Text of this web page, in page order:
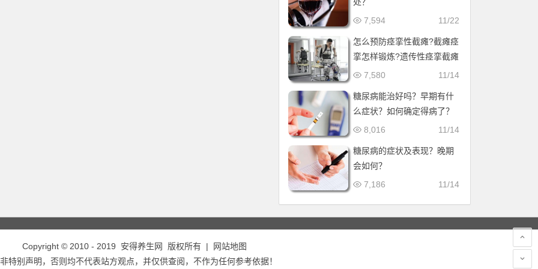
11/22
7,594
怎么预防痉挛性截瘫?截瘫痉
挛怎样锻炼?遗传性痉挛截瘫
会加重吗?
11/14
7,580
糖尿病能治好吗？早期有什
么症状？如何确定得病了？
11/14
8,016
糖尿病的症状及表现？晚期
会如何？
11/14
7,186
Copyright © 2010 - 2019 安得养生网 版权所有 |
网站地图
特别声明，否则均不代表站方观点，并仅供查阅，不作为任何参考依据！